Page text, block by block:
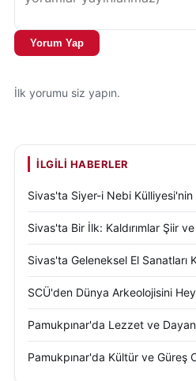
Yorum Yap
İlk yorumu siz yapın.
İLGILI HABERLER
Sivas'ta Siyer-i Nebi Külliyesi'nin
Sivas'ta Bir İlk: Kaldırımlar Şiir
Sivas'ta Geleneksel El Sanatları
SCÜ'den Dünya Arkeolojisini
Pamukpınar'da Lezzet ve
Pamukpınar'da Kültür ve Güreş